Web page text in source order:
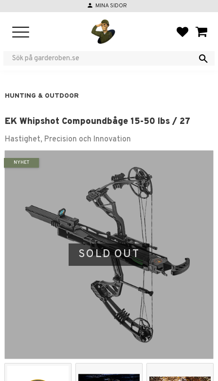
person MINA SIDOR
HUNTING & OUTDOOR
EK Whipshot Compoundbåge 15-50 lbs / 27
Hastighet, Precision och Innovation
SOLD OUT
NYHET